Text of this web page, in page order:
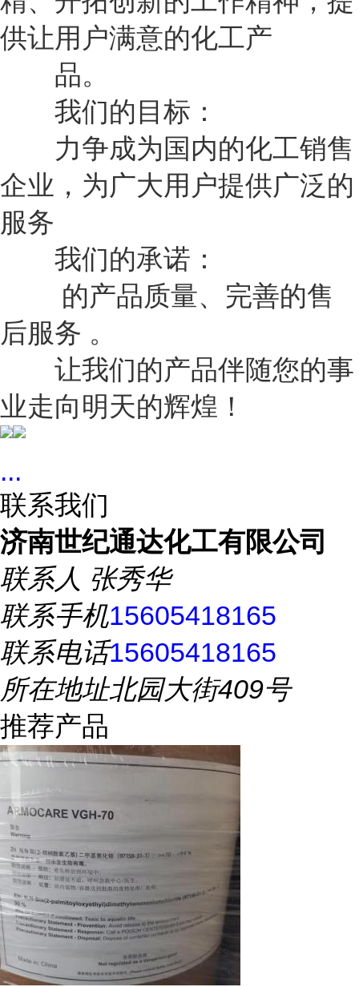
供让用户满意的化工产
品。
我们的目标：
力争成为国内的化工销售
企业，为广大用户提供广泛的
服务
我们的承诺：
的产品质量、完善的售
后服务 。
让我们的产品伴随您的事
业走向明天的辉煌！
...
联系我们
济南世纪通达化工有限公司
联系人 张秀华
联系手机15605418165
联系电话15605418165
所在地址北园大街409号
推荐产品